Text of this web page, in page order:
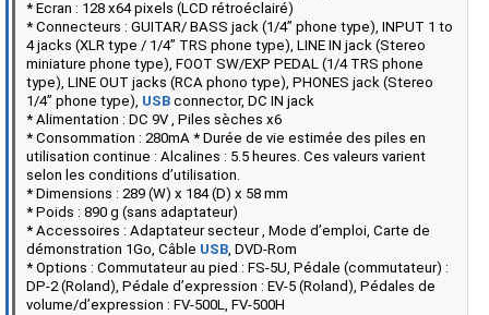
* Ecran : 128 x64 pixels (LCD rétroéclairé)
* Connecteurs : GUITAR/ BASS jack (1/4” phone type), INPUT 1 to
4 jacks (XLR type / 1/4” TRS phone type), LINE IN jack (Stereo
miniature phone type), FOOT SW/EXP PEDAL (1/4 TRS phone
type), LINE OUT jacks (RCA phono type), PHONES jack (Stereo
1/4” phone type), USB connector, DC IN jack
* Alimentation : DC 9V , Piles sèches x6
* Consommation : 280mA * Durée de vie estimée des piles en
utilisation continue : Alcalines : 5.5 heures. Ces valeurs varient
selon les conditions d’utilisation.
* Dimensions : 289 (W) x 184 (D) x 58 mm
* Poids : 890 g (sans adaptateur)
* Accessoires : Adaptateur secteur , Mode d’emploi, Carte de
démonstration 1Go, Câble USB, DVD-Rom
* Options : Commutateur au pied : FS-5U, Pédale (commutateur) :
DP-2 (Roland), Pédale d’expression : EV-5 (Roland), Pédales de
volume/d’expression : FV-500L, FV-500H